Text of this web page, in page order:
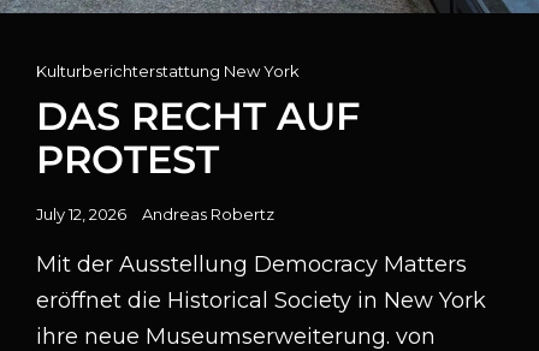
Cat
Links
Kulturberichterstattung New York
DAS RECHT AUF
PROTEST
Posted
July 12, 2026 Andreas Robertz
Mit der Ausstellung Democracy Matters
eröffnet die Historical Society in New York
ihre neue Museumserweiterung. von